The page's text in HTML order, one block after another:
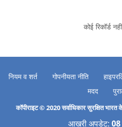
कोई रिकॉर्ड
नियम व शर्त गोपनीयता नीति
मदद
कॉपीराइट © 2020 सर्वाधिकार सुरक्षित भारत
आखरी अपडेट: